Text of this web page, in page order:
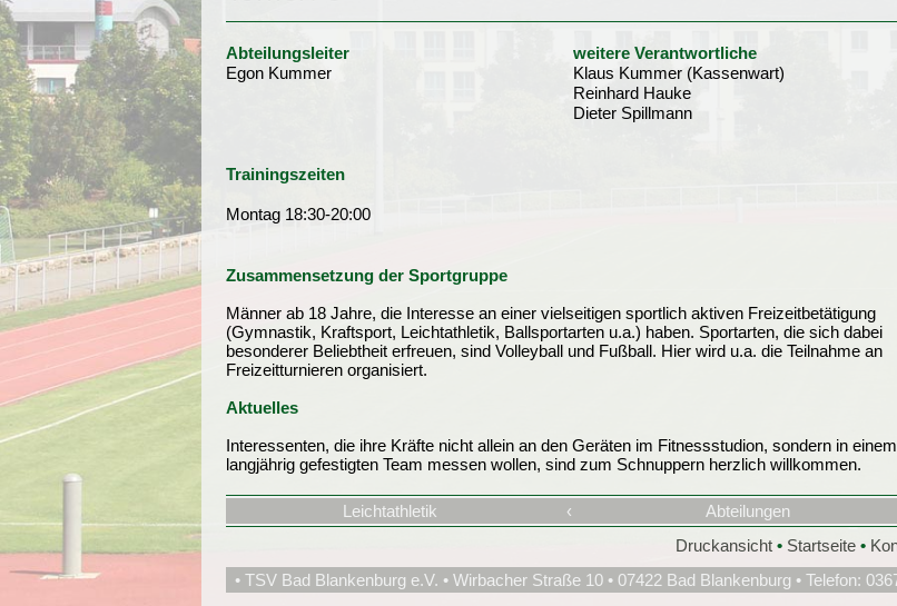
Abteilungsleiter weitere Verantwortliche
Egon Kummer
Klaus Kummer (Kassenwart)
Reinhard Hauke
Dieter Spillmann
Trainingszeiten
Montag 18:30-20:00
Zusammensetzung der Sportgruppe
Männer ab 18 Jahre, die Interesse an einer vielseitigen sportlich aktiven Freizeitbetätigung
(Gymnastik, Kraftsport, Leichtathletik, Ballsportarten u.a.) haben. Sportarten, die sich dabei
besonderer Beliebtheit erfreuen, sind Volleyball und Fußball. Hier wird u.a. die Teilnahme an
Freizeitturnieren organisiert.
Aktuelles
Interessenten, die ihre Kräfte nicht allein an den Geräten im Fitnessstudion, sondern in einem
langjährig gefestigten Team messen wollen, sind zum Schnuppern herzlich willkommen.
Leichtathletik ‹
Abteilungen
Druckansicht • Startseite •
• TSV Bad Blankenburg e.V. • Wirbacher Straße 10 • 07422 Bad Blankenburg • Telefon: